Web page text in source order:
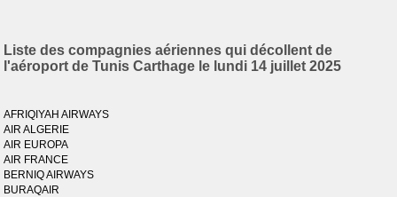
Liste des compagnies aériennes qui décollent de
l'aéroport de Tunis Carthage le lundi 14 juillet 2025
AFRIQIYAH AIRWAYS
AIR ALGERIE
AIR EUROPA
AIR FRANCE
BERNIQ AIRWAYS
BURAQAIR